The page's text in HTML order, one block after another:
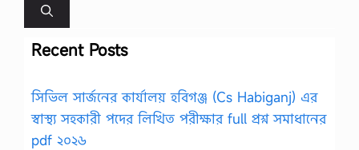
Recent Posts
সিভিল সার্জনের কার্যালয় হবিগঞ্জ (Cs Habiganj) এর
স্বাস্থ্য সহকারী পদের লিখিত পরীক্ষার full প্রশ্ন সমাধানের
pdf ২০২৬